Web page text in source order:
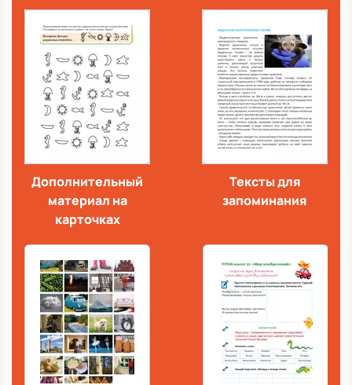
Тексты для
запоминания
Дополнительный
материал на
карточках